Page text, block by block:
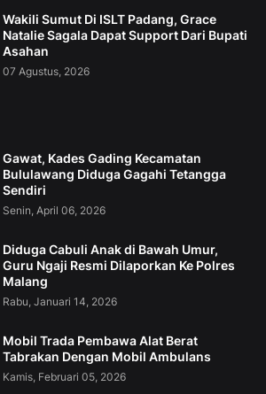
Wakili Sumut Di ISLT Padang, Grace
Natalie Sagala Dapat Support Dari Bupati
Asahan
07 Agustus, 2026
Gawat, Kades Gading Kecamatan
Bululawang Diduga Gagahi Tetangga
Sendiri
Senin, April 06, 2026
Diduga Cabuli Anak di Bawah Umur,
Guru Ngaji Resmi Dilaporkan Ke Polres
Malang
Rabu, Januari 14, 2026
Mobil Trada Pembawa Alat Berat
Tabrakan Dengan Mobil Ambulans
Kamis, Februari 05, 2026